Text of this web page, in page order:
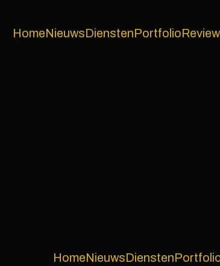
HomeNieuwsDienstenPortfolio
HomeNieuwsDiensten